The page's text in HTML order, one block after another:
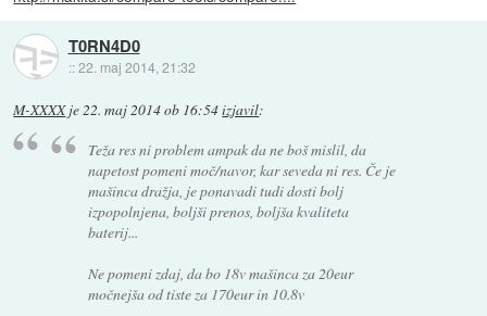
T0RN4D0
::22. maj 2014, 21:32
M-XXXXje22. maj 2014 ob 16:54izjavil:
Teža res ni problem ampak da ne boš mislil, da
napetost pomeni moč/navor, kar seveda ni res. Če je
mašinca dražja, je ponavadi tudi dosti bolj
izpopolnjena, boljši prenos, boljša kvaliteta
baterij...
Ne pomeni zdaj, da bo 18v mašinca za 20eur
močnejša od tiste za 170eur in 10.8v